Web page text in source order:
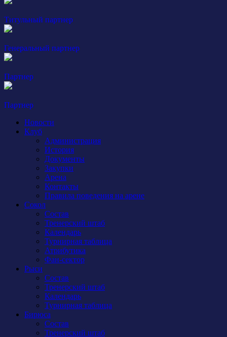
Титульный партнер
Генеральный партнер
Партнер
Партнер
Новости
Клуб
Администрация
История
Документы
Закупки
Арена
Контакты
Правила поведения на арене
Сокол
Состав
Тренерский штаб
Календарь
Турнирная таблица
Атрибутика
Фан-сектор
Рыси
Состав
Тренерский штаб
Календарь
Турнирная таблица
Бирюса
Состав
Тренерский штаб